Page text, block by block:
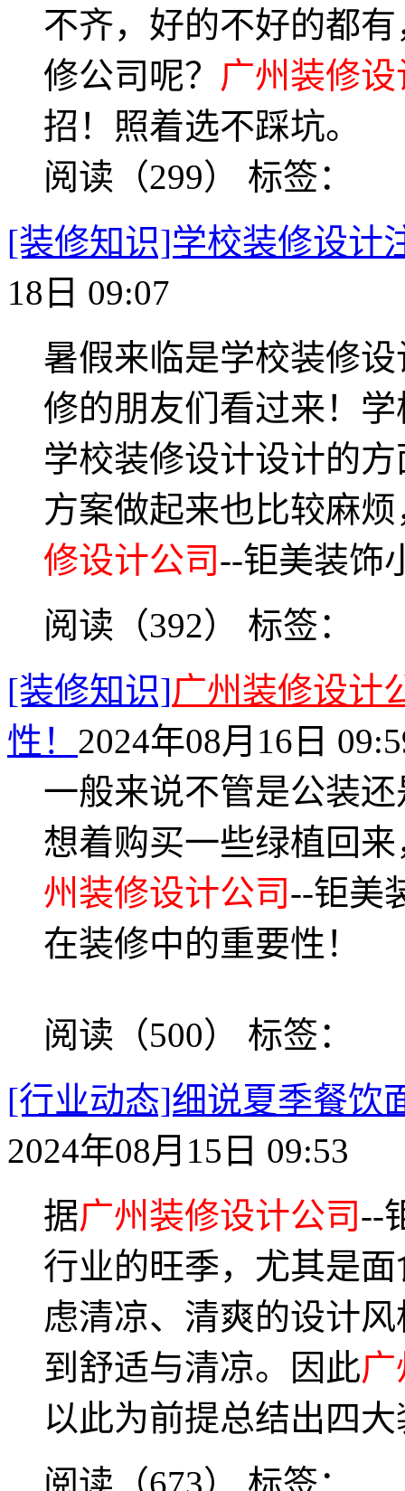
不齐，好的不好的都
修公司呢？ 广州装修
招！照着选不踩坑。
阅读（299） 标签：
[装修知识]学校装修设计
18日 09:07
暑假来临是学校装修
修的朋友们看过来！
学校装修设计设计的
方案做起来也比较麻
修设计公司--钜美装饰
阅读（392） 标签：
[装修知识]广州装修设计
性！ 2024年08月16日
一般来说不管是公装
想着购买一些绿植回
州装修设计公司--钜美
在装修中的重要性！
阅读（500） 标签：
[行业动态]细说夏季餐饮
2024年08月15日 09:53
据广州装修设计公司--
行业的旺季，尤其是
虑清凉、清爽的设计
到舒适与清凉。因此
以此为前提总结出四
阅读（673） 标签：